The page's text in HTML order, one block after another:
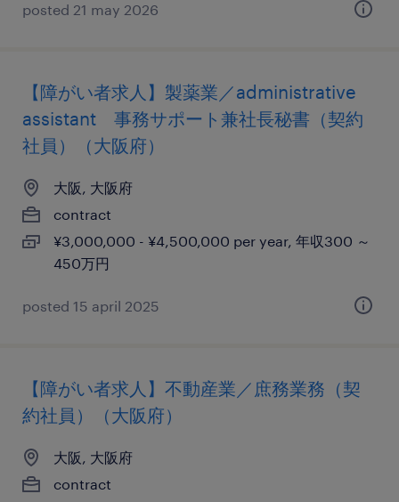
posted 21 may 2026
【障がい者求人】製薬業／administrative
assistant 事務サポート兼社長秘書（契約
社員）（大阪府）
大阪, 大阪府
contract
¥3,000,000 - ¥4,500,000 per year, 年収300 ～
450万円
posted 15 april 2025
【障がい者求人】不動産業／庶務業務（契
約社員）（大阪府）
大阪, 大阪府
contract